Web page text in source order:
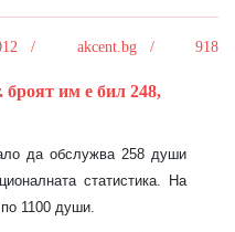
/ akcent.bg / 918
броят им е бил 248,
да обслужва 258 души
статистика. На
1100 души.